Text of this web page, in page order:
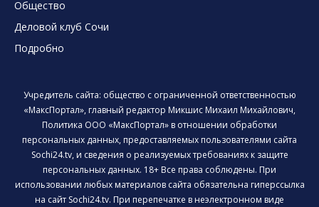
Общество
Деловой клуб Сочи
Подробно
Учредитель сайта: общество с ограниченной ответственностью
«МаксПортал», главный редактор Микшис Михаил Михайлович,
Политика ООО «МаксПортал» в отношении обработки
персональных данных, предоставляемых пользователями сайта
Sochi24.tv, и сведения о реализуемых требованиях к защите
персональных данных. 18+ Все права соблюдены. При
использовании любых материалов сайта обязательна гиперссылка
на сайт Sochi24.tv. При перепечатке в неэлектронном виде